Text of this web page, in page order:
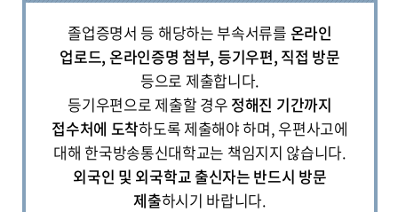
졸업증명서 등 해당하는 부속서류를 온라인
업로드, 온라인증명 첨부, 등기우편, 직접 방문
등으로 제출합니다.
등기우편으로 제출할 경우 정해진 기간까지
접수처에 도착하도록 제출해야 하며, 우편사고에
대해 한국방송통신대학교는 책임지지 않습니다.
외국인 및 외국학교 출신자는 반드시 방문
제출하시기 바랍니다.